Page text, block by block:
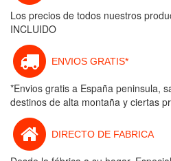
Los precios de todos nuestros
INCLUIDO
ENVIOS GRATIS*
*Envios gratis a España peninsula,
destinos de alta montaña y ciertas
DIRECTO DE FABRICA